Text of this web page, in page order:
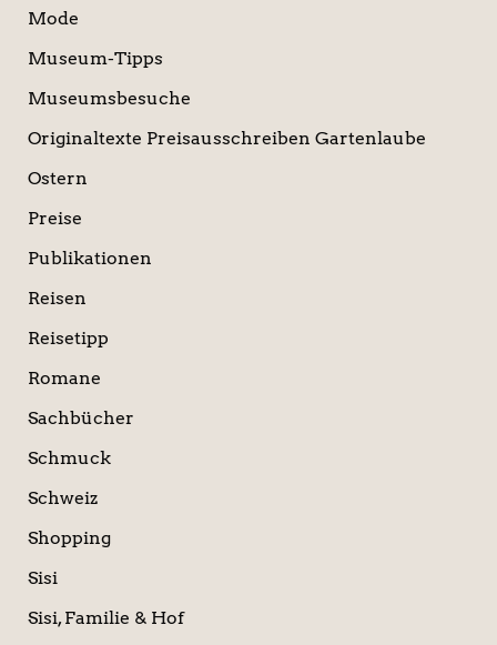
Mode
Museum-Tipps
Museumsbesuche
Originaltexte Preisausschreiben Gartenlaube
Ostern
Preise
Publikationen
Reisen
Reisetipp
Romane
Sachbücher
Schmuck
Schweiz
Shopping
Sisi
Sisi, Familie & Hof